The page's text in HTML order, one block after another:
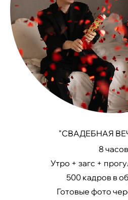
"СВАДЕБНАЯ
8 часов
Утро + загс +
500 кадров в
Готовые фото